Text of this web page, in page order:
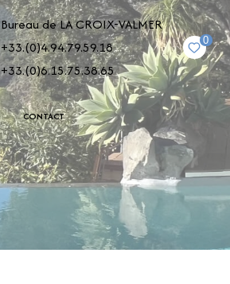
Bureau de LA CROIX-VALMER
+33.(0)4.94.79.59.18
+33.(0)6.15.75.38.65
0
CONTACT